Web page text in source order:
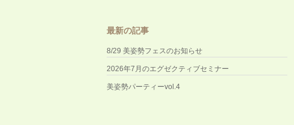
最新の記事
8/29 美姿勢フェスのお知らせ
2026年7月のエグゼクティブセミナー
美姿勢パーティーvol.4